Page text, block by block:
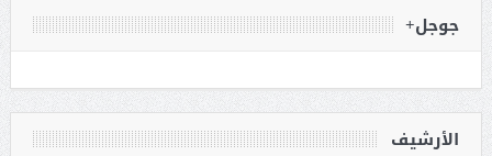
جوجل+
الأرشيف